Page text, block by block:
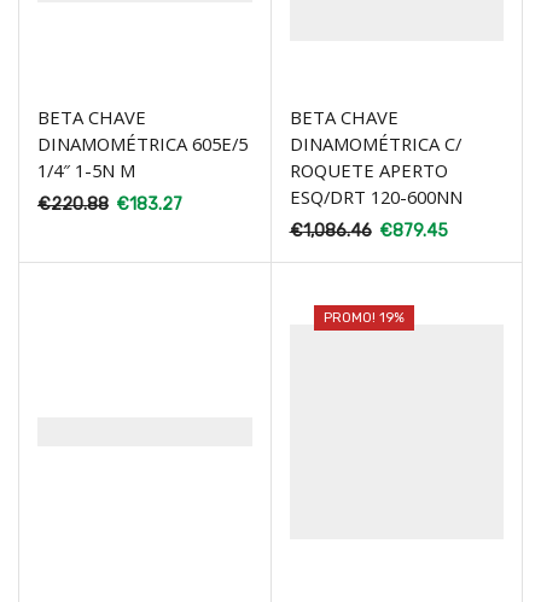
BETA CHAVE
DINAMOMÉTRICA 605E/5
1/4″ 1-5N M
€220.88 €183.27
BETA CHAVE
DINAMOMÉTRICA C/
ROQUETE APERTO
ESQ/DRT 120-600NN
€1,086.46 €879.45
PROMO! 19%